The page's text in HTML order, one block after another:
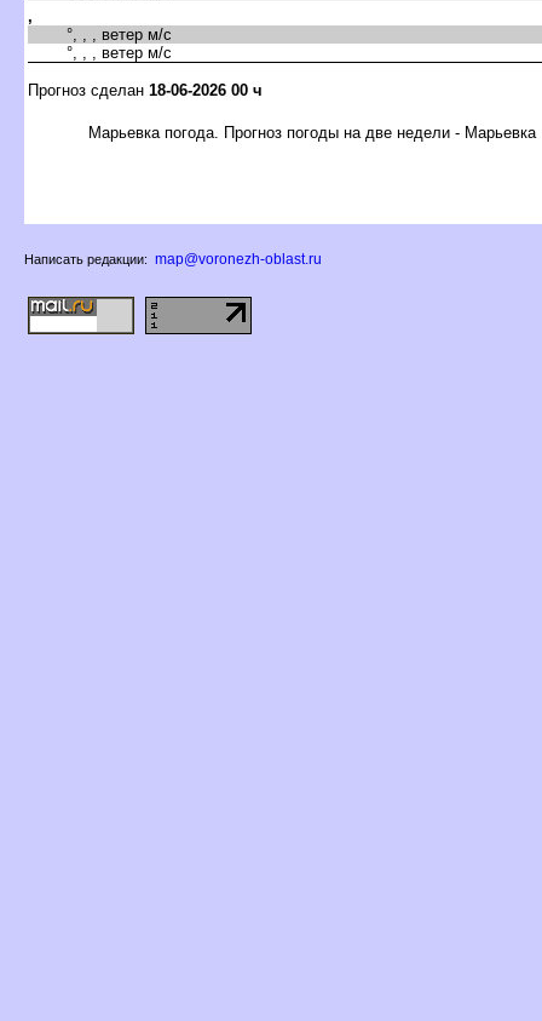
,
°, , , ветер м/с
°, , , ветер м/с
Прогноз сделан 18-06-2026 00 ч
Марьевка погода. Прогноз погоды на две недели - Марьевка
Написать редакции: map@voronezh-oblast.ru